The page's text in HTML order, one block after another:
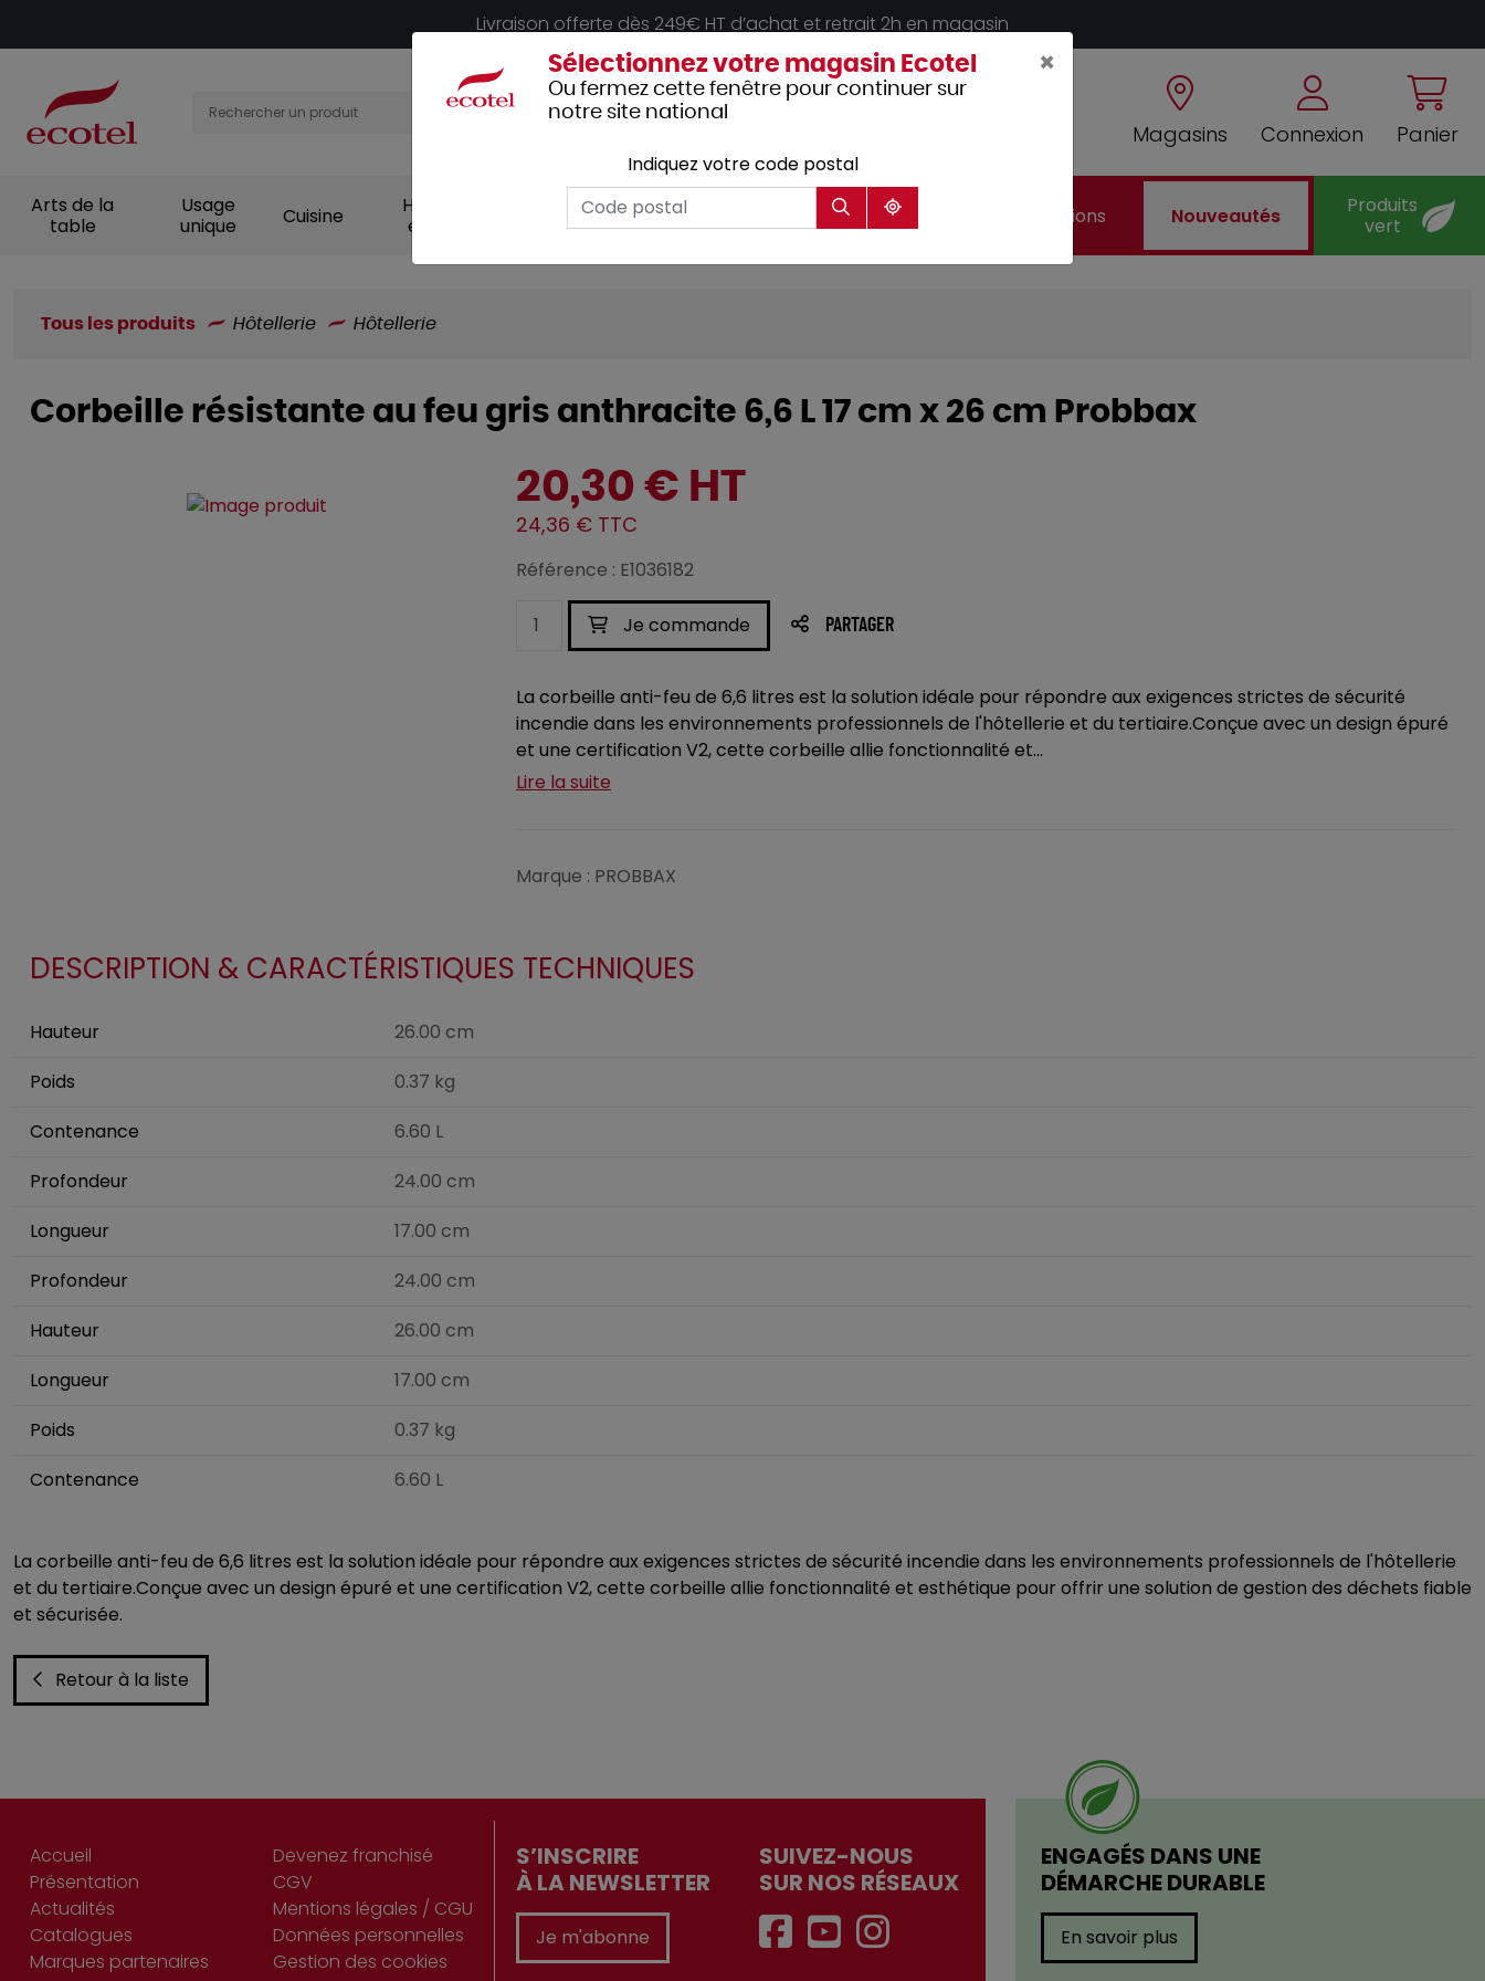
Livraison offerte dès 249€ HT d’achat et retrait 2h en magasin
Magasins Connexion Panier
Arts de la
table
Usage
unique
Cuisine
Hygiène et
entretien
Vêtements
professionnels
Hôtellerie Mobilier Promotions Nouveautés
Produits
vert
Tous les produits Hôtellerie Hôtellerie
Corbeille résistante au feu gris anthracite 6,6 L 17 cm x 26 cm Probbax
20,30 € HT
24,36 € TTC
Référence : E1036182
Je commande PARTAGER
La corbeille anti-feu de 6,6 litres est la solution idéale pour répondre aux exigences strictes de sécurité
incendie dans les environnements professionnels de l'hôtellerie et du tertiaire.Conçue avec un design épuré
et une certification V2, cette corbeille allie fonctionnalité et...
Lire la suite
Marque : PROBBAX
DESCRIPTION & CARACTÉRISTIQUES TECHNIQUES
Hauteur
26.00 cm
Poids
0.37 kg
Contenance
6.60 L
Profondeur
24.00 cm
Longueur
17.00 cm
Profondeur
24.00 cm
Hauteur
26.00 cm
Longueur
17.00 cm
Poids
0.37 kg
Contenance
6.60 L
La corbeille anti-feu de 6,6 litres est la solution idéale pour répondre aux exigences strictes de sécurité incendie dans les environnements professionnels de l'hôtellerie
et du tertiaire.Conçue avec un design épuré et une certification V2, cette corbeille allie fonctionnalité et esthétique pour offrir une solution de gestion des déchets fiable
et sécurisée.
Retour à la liste
ENGAGÉS DANS UNE
DÉMARCHE DURABLE
En savoir plus
Accueil
Présentation
Actualités
Catalogues
Marques partenaires
Devenez franchisé
CGV
Mentions légales / CGU
Données personnelles
Gestion des cookies
S’INSCRIRE
À LA NEWSLETTER
Je m'abonne
SUIVEZ-NOUS
SUR NOS RÉSEAUX
×
Sélectionnez votre magasin Ecotel
Ou fermez cette fenêtre pour continuer sur
notre site national
Indiquez votre code postal